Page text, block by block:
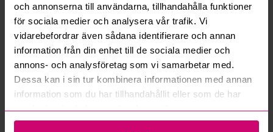
och annonserna till användarna, tillhandahålla funktioner
för sociala medier och analysera vår trafik. Vi
vidarebefordrar även sådana identifierare och annan
information från din enhet till de sociala medier och
annons- och analysföretag som vi samarbetar med.
Dessa kan i sin tur kombinera informationen med annan
information som du har tillhandahållit eller som de har
samlat in när du har använt deras tjänster.
Hur fungerar budmotorn?
Kan jag ångra ett bud?
Kan ni frakta mina vunna objekt?